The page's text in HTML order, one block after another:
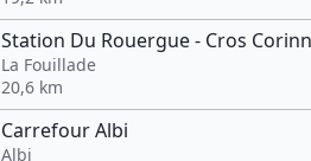
Station Du Rouergue - Cros
La Fouillade
20,6 km
Carrefour Albi
Albi